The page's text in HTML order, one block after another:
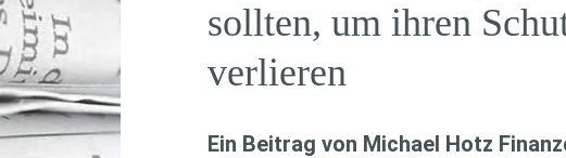
sollten, um ihren
verlieren
Ein Beitrag von Michael Hotz